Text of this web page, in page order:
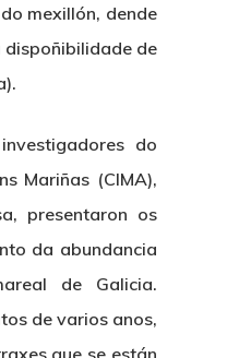
mexillón, dende
dispoñibilidade de
do
Mariñas (CIMA),
presentaron os
da abundancia
de Galicia.
de varios anos,
que se están